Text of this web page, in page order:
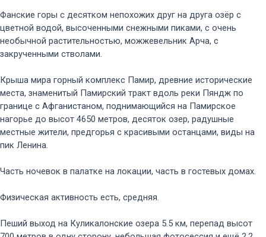
Фанские горы с десятком непохожих друг на друга озёр с
цветной водой, высоченными снежными пиками, с очень
необычной растительностью, можжевельник Арча, с
закрученными стволами.
Крыша мира горный комплекс Памир, древние исторические
места, знаменитый Памирский тракт вдоль реки Пяндж по
границе с Афганистаном, поднимающийся на Памирское
нагорье до высот 4650 метров, десяток озер, радушные
местные жители, предгорья с красивыми останцами, виды на
пик Ленина.
Часть ночевок в палатке на локации, часть в гостевых домах.
Физическая активность есть, средняя.
Пеший выход на Куликалонские озера 5.5 км, перепад высот